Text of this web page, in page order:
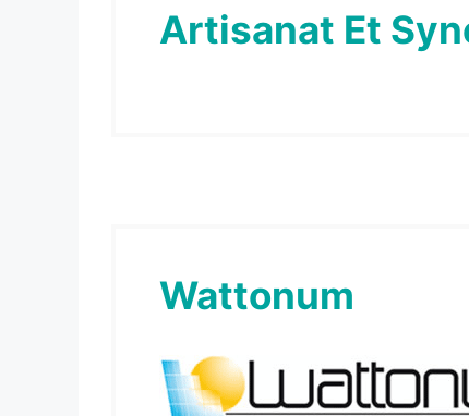
Artisanat Et
Wattonum